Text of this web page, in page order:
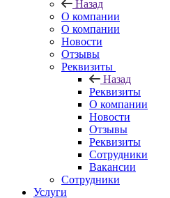
Назад
О компании
О компании
Новости
Отзывы
Реквизиты
Назад
Реквизиты
О компании
Новости
Отзывы
Реквизиты
Сотрудники
Вакансии
Сотрудники
Услуги